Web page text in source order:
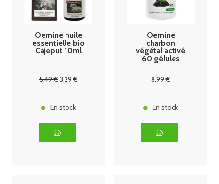
Oemine huile
essentielle bio
Cajeput 10ml
5.49€3.29 €
En stock
Oemine
charbon
végétal activé
60 gélules
8.99 €
En stock